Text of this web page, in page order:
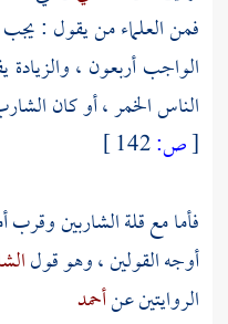
فمن العلماء من يقول :
الواجب أربعون ، والزيادة
الناس الخمر ، أو كان
[ص:
فأما مع قلة الشاربين
أوجه القولين ، وهو قول
الروايتين عنأحمد